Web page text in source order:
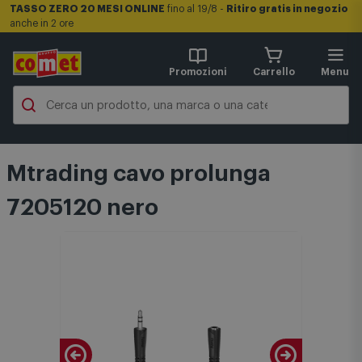
TASSO ZERO 20 MESI ONLINE fino al 19/8 - Ritiro gratis in negozio
anche in 2 ore
Promozioni Carrello Menu
Mtrading cavo prolunga
7205120 nero